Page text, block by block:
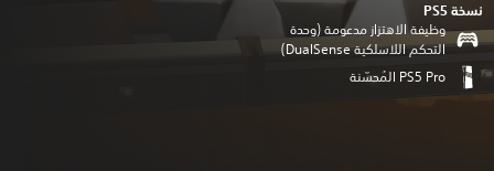
نسخة PS5‏
وظيفة الاهتزاز مدعومة (وحدة
التحكم اللاسلكية DualSense‏)